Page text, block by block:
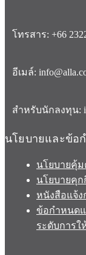
โทรสาร: +66
อีเมล์:
สำหรับนักลงทุน:
นโยบายและข้อ
นโยบายคุ้
นโยบายคุก
หนังสือแจ้
ข้อกำหนดแ
ระดับการใ